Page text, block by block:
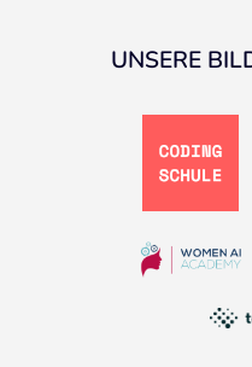
UNSERE